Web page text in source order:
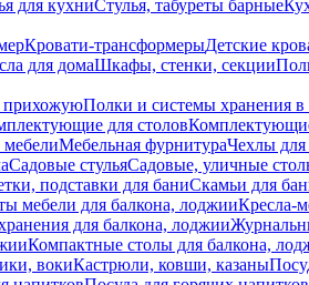
для кухниСтулья, табуреты барные
Кровати-трансформерыДетские
для домаШкафы, стенки, секции
прихожуюПолки и системы хранения
для столов
Мебельная фурнитураЧехлы для
Садовые стульяСадовые, уличные
подставки для баниСкамьи для
мебели для балкона, лоджииКресла-
для балкона, лоджии
Компактные столы для балкона,
вокиКастрюли, ковши, казаны